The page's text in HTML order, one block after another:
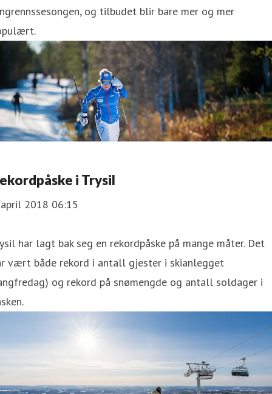
og tilbudet blir bare mer og mer
i Trysil
2018 06:15
har lagt bak seg en rekordpåske på mange måter. Det
vært både rekord i antall gjester i skianlegget
og rekord på snømengde og antall soldager i